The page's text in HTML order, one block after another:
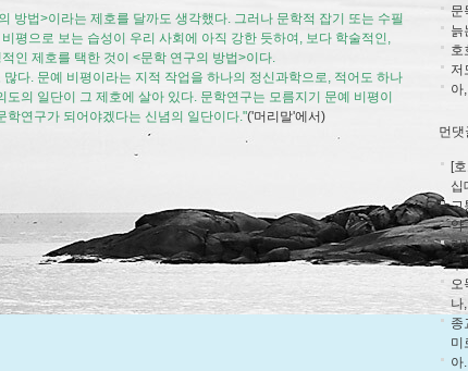
방법>이라는 제호를 달까도 생각했다. 그러나 문학적 잡기 또는 수필
평으로 보는 습성이 우리 사회에 아직 강한 듯하여, 보다 학술적인,
인 제호를 택한 것이 <문학 연구의 방법>이다.
다. 문예 비평이라는 지적 작업을 하나의 정신과학으로, 적어도 하나
의 일단이 그 제호에 살아 있다. 문학연구는 모름지기 문예 비평이
학연구가 되어야겠다는 신념의 일단이다."('머리말'에서)
문
늙
호
저
아
먼
[
십
고
약
리
구
오
나
종
미
아